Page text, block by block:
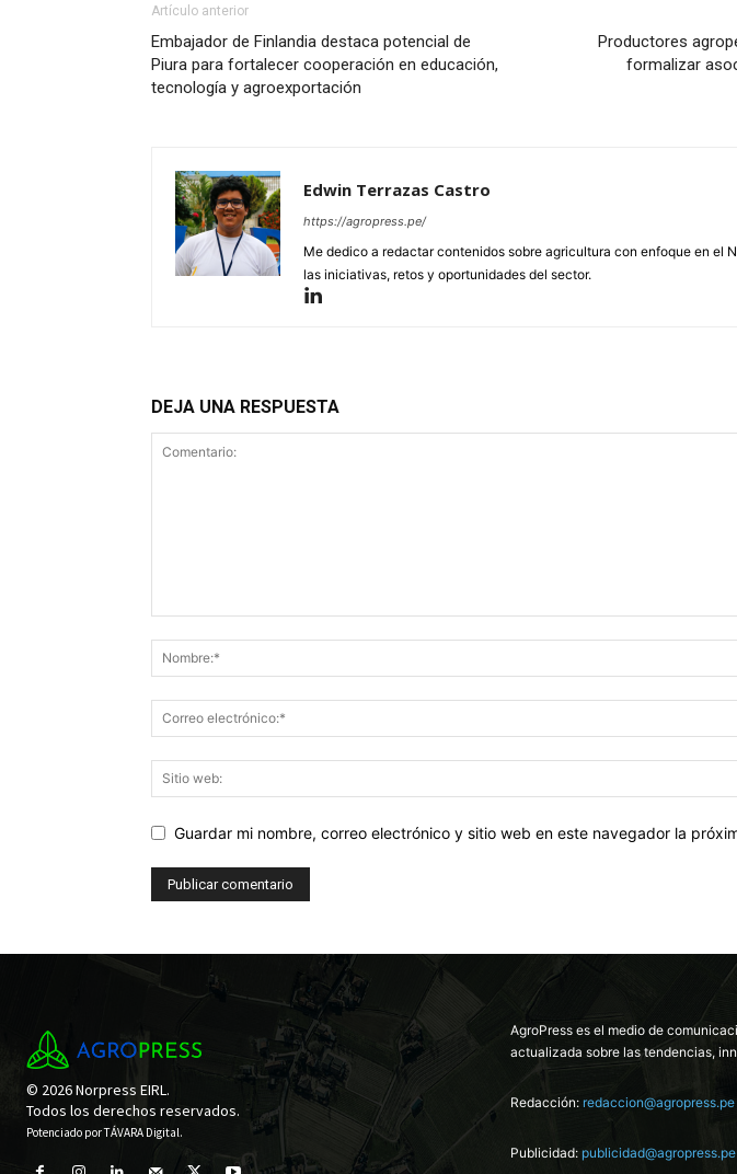
Artículo anterior
Embajador de Finlandia destaca potencial de
Piura para fortalecer cooperación en educación,
tecnología y agroexportación
Productores
formalizar
Edwin Terrazas Castro
https://agropress.pe/
Me dedico a redactar contenidos sobre agricultura con enfoque en el
las iniciativas, retos y oportunidades del sector.
DEJA UNA RESPUESTA
Guardar mi nombre, correo electrónico y sitio web en este navegador la
© 2026 Norpress EIRL.
Todos los derechos reservados.
Potenciado porTÁVARA Digital.
AgroPress es el medio de
actualizada sobre las tendencias,
Redacción: redaccion@agropress.pe
Publicidad: publicidad@agropress.pe